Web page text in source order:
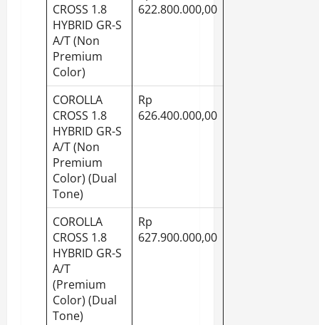
CROSS 1.8
HYBRID GR-S
A/T (Non
Premium
Color)
622.800.000,00
COROLLA
CROSS 1.8
HYBRID GR-S
A/T (Non
Premium
Color) (Dual
Tone)
Rp
626.400.000,00
COROLLA
CROSS 1.8
HYBRID GR-S
A/T
(Premium
Color) (Dual
Tone)
Rp
627.900.000,00